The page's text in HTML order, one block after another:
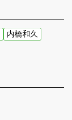
内橋和久